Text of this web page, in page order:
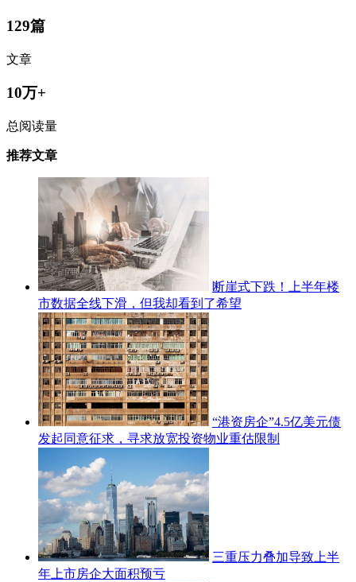
129篇
文章
10万+
总阅读量
推荐文章
断崖式下跌！上半年楼
市数据全线下滑，但我却看到了希望
“港资房企”4.5亿美元债
发起同意征求，寻求放宽投资物业重估限制
三重压力叠加导致上半
年上市房企大面积预亏